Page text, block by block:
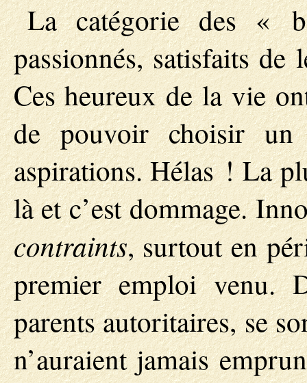
La catégorie des «
passionnés, satisfaits
Ces heureux de la vie
de pouvoir choisir
aspirations. Hélas ! La
là et c’est dommage.
contraints, surtout en
premier emploi venu.
parents autoritaires, se
n’auraient jamais